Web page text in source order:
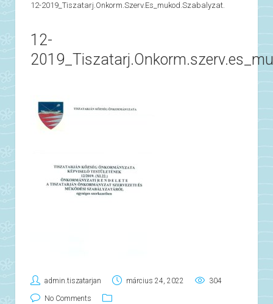
12-2019_Tiszatarj.Onkorm.szerv.es_mukod.szabalyzat.
12-
admin.tiszatarjan március 24, 2022 304
No Comments